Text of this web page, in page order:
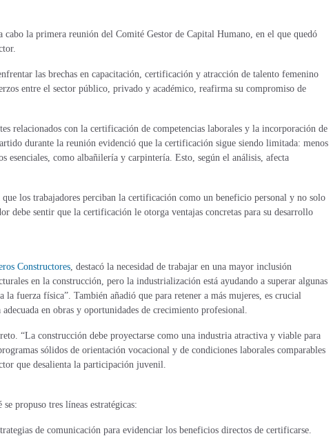
la primera reunión del Comité Gestor de Capital Humano, en el que quedó
las brechas en capacitación, certificación y atracción de talento femenino
entre el sector público, privado y académico, reafirma su compromiso de
relacionados con la certificación de competencias laborales y la incorporación de
durante la reunión evidenció que la certificación sigue siendo limitada: menos
esenciales, como albañilería y carpintería. Esto, según el análisis, afecta
los trabajadores perciban la certificación como un beneficio personal y no solo
debe sentir que la certificación le otorga ventajas concretas para su desarrollo
Constructores, destacó la necesidad de trabajar en una mayor inclusión
en la construcción, pero la industrialización está ayudando a superar algunas
fuerza física”. También añadió que para retener a más mujeres, es crucial
en obras y oportunidades de crecimiento profesional.
“La construcción debe proyectarse como una industria atractiva y viable para
sólidos de orientación vocacional y de condiciones laborales comparables
que desalienta la participación juvenil.
propuso tres líneas estratégicas:
de comunicación para evidenciar los beneficios directos de certificarse.